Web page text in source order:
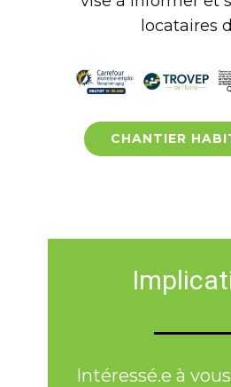
locataires
CHANTIER
Intéressé.e à